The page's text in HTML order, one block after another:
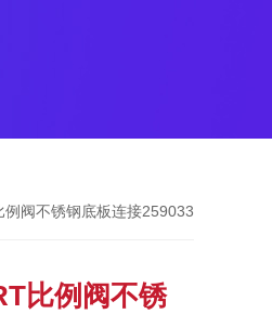
阀不锈钢底板连接259033
比例阀不锈